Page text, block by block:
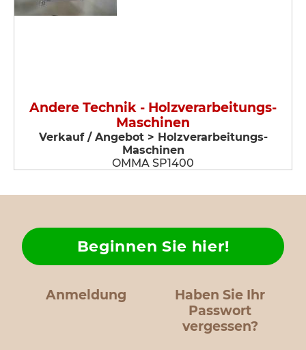
Andere Technik - Holzverarbeitungs-
Maschinen
Verkauf / Angebot > Holzverarbeitungs-
Maschinen
OMMA SP1400
Anmeldung
Haben Sie Ihr
Passwort
vergessen?
Beginnen Sie hier!